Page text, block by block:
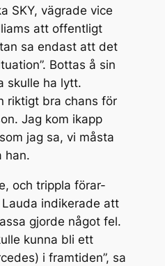
SKY, vägrade vice
att offentligt
sa endast att det
Bottas å sin
skulle ha lytt.
riktigt bra chans för
Jag kom ikapp
jag sa, vi måsta
han.
och trippla förar-
indikerade att
gjorde något fel.
kunna bli ett
i framtiden”, sa